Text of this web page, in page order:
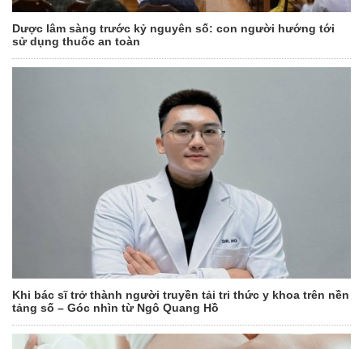
Dược lâm sàng trước kỷ nguyên số: con người hướng tới
sử dụng thuốc an toàn
Khi bác sĩ trở thành người truyền tải tri thức y khoa trên nền
tảng số – Góc nhìn từ Ngô Quang Hồ